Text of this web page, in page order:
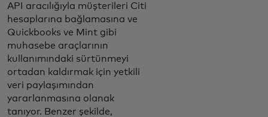
API aracılığıyla müşterileri Citi
hesaplarına bağlamasına ve
Quickbooks ve Mint gibi
muhasebe araçlarının
kullanımındaki sürtünmeyi
ortadan kaldırmak için yetkili
veri paylaşımından
yararlanmasına olanak
tanıyor. Benzer şekilde,